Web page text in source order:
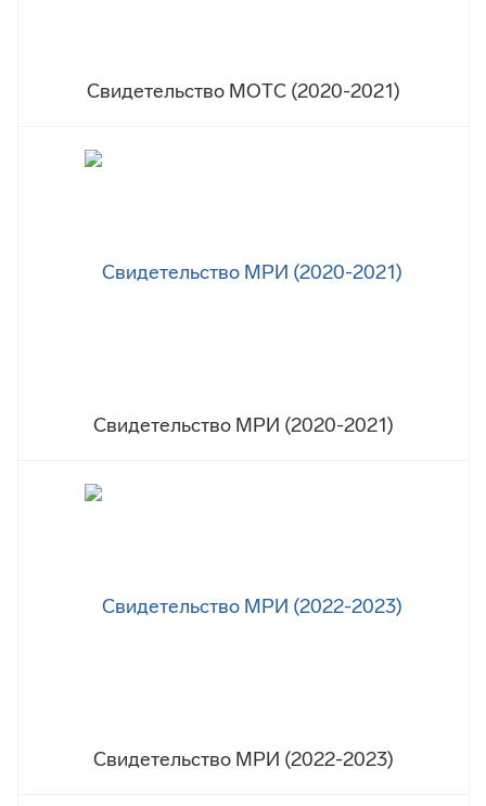
Свидетельство МОТС (2020-2021)
Свидетельство МРИ (2020-2021)
Свидетельство МРИ (2022-2023)